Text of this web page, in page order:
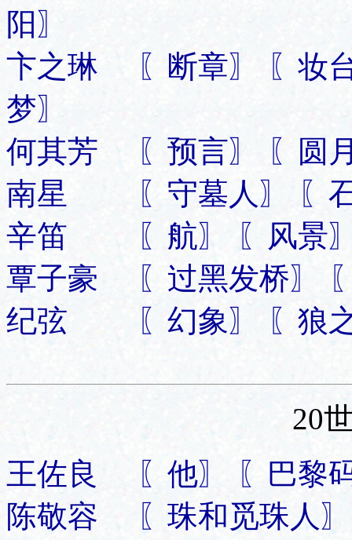
阳〗
卞之琳 〖断章〗 〖妆
梦〗
何其芳 〖预言〗 〖圆
南星 〖守墓人〗 〖石
辛笛 〖航〗 〖风景〗
覃子豪 〖过黑发桥〗
纪弦 〖幻象〗 〖狼之
20
王佐良 〖他〗 〖巴黎
陈敬容 〖珠和觅珠人〗